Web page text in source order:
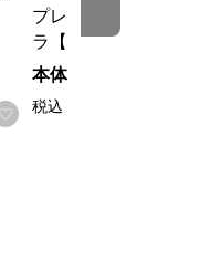
お気に入りに登録する
プレゼンテージ ビオ
ラ【カタログギ…
本体
税込